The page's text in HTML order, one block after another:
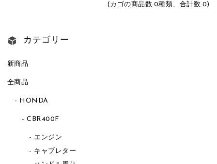
(カゴの商品数:0種類、合計数:0)
カテゴリー
新商品
全商品
HONDA
CBR400F
エンジン
キャブレター